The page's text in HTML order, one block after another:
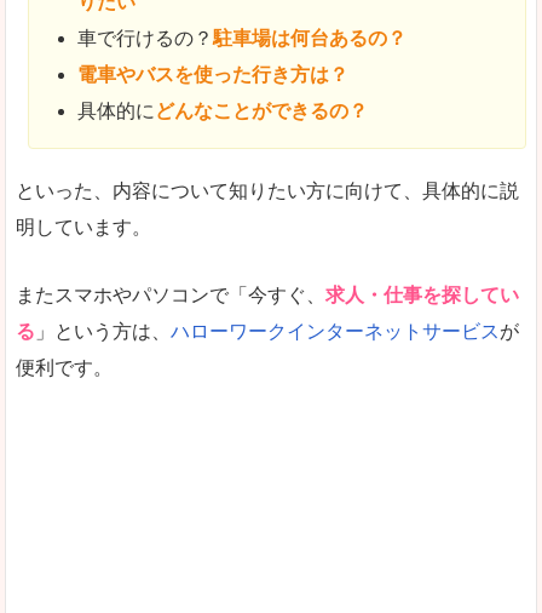
車で行けるの？駐車場は何台あるの？
電車やバスを使った行き方は？
具体的にどんなことができるの？
といった、内容について知りたい方に向けて、具体的に説
明しています。
またスマホやパソコンで「今すぐ、 求人・仕事を探してい
る 」という方は、 ハローワークインターネットサービスが
便利です。